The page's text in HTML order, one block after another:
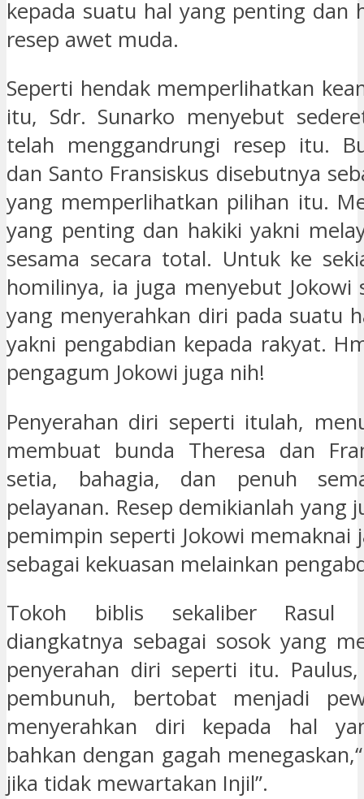
kepada suatu hal yang penting dan
resep awet muda.
Seperti hendak memperlihatkan
itu, Sdr. Sunarko menyebut
telah menggandrungi resep itu.
dan Santo Fransiskus disebutnya
yang memperlihatkan pilihan itu.
yang penting dan hakiki yakni
sesama secara total. Untuk ke
homilinya, ia juga menyebut Jokowi
yang menyerahkan diri pada suatu
yakni pengabdian kepada rakyat.
pengagum Jokowi juga nih!
Penyerahan diri seperti itulah,
membuat bunda Theresa dan
setia, bahagia, dan penuh
pelayanan. Resep demikianlah yang
pemimpin seperti Jokowi memaknai
sebagai kekuasan melainkan
Tokoh biblis sekaliber Rasul
diangkatnya sebagai sosok yang
penyerahan diri seperti itu.
pembunuh, bertobat menjadi
menyerahkan diri kepada hal
bahkan dengan gagah
jika tidak mewartakan Injil”.